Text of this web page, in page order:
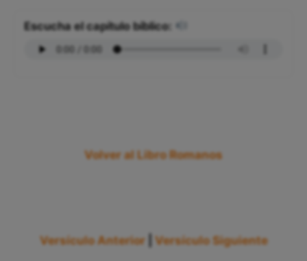
Escucha el capítulo bíblico:
Volver al Libro Romanos
Versículo Anterior Versículo Siguiente